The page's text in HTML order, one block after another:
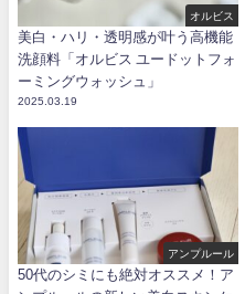
オルビス
美白・ハリ・透明感が叶う高機能
洗顔料「オルビス ユードットフォ
ーミングウォッシュ」
2025.03.19
アンプルール
50代のシミにも絶対オススメ！ア